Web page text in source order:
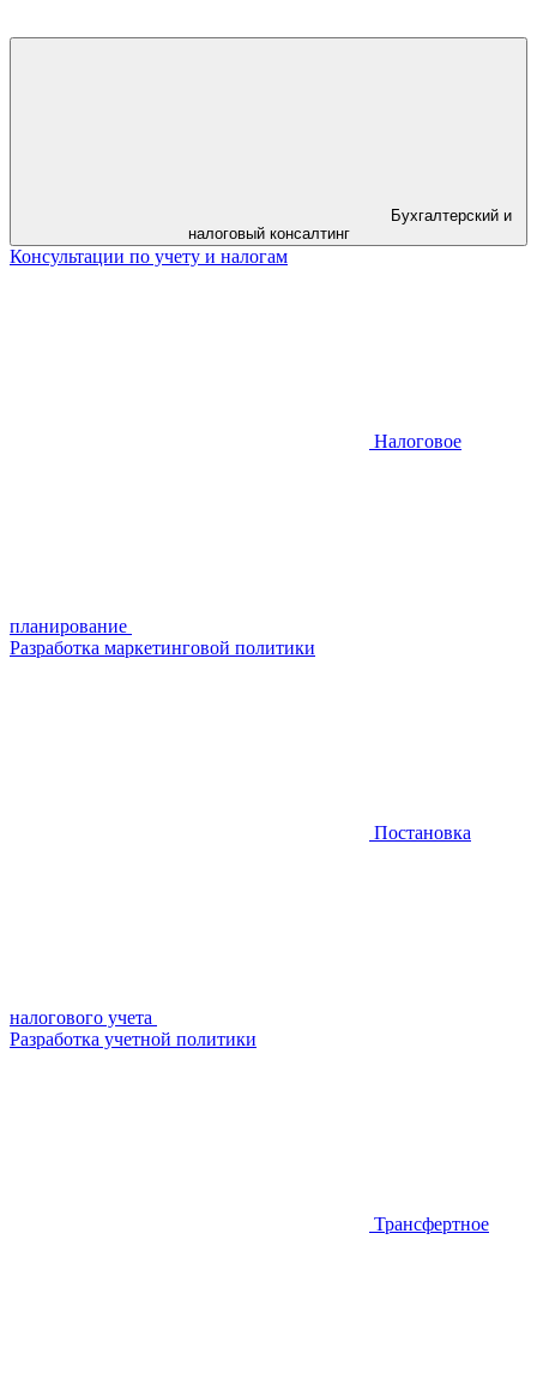
налоговый консалтинг
Консультации по учету и налогам
Налоговое
планирование
Разработка маркетинговой политики
Постановка
налогового учета
Разработка учетной политики
Трансфертное